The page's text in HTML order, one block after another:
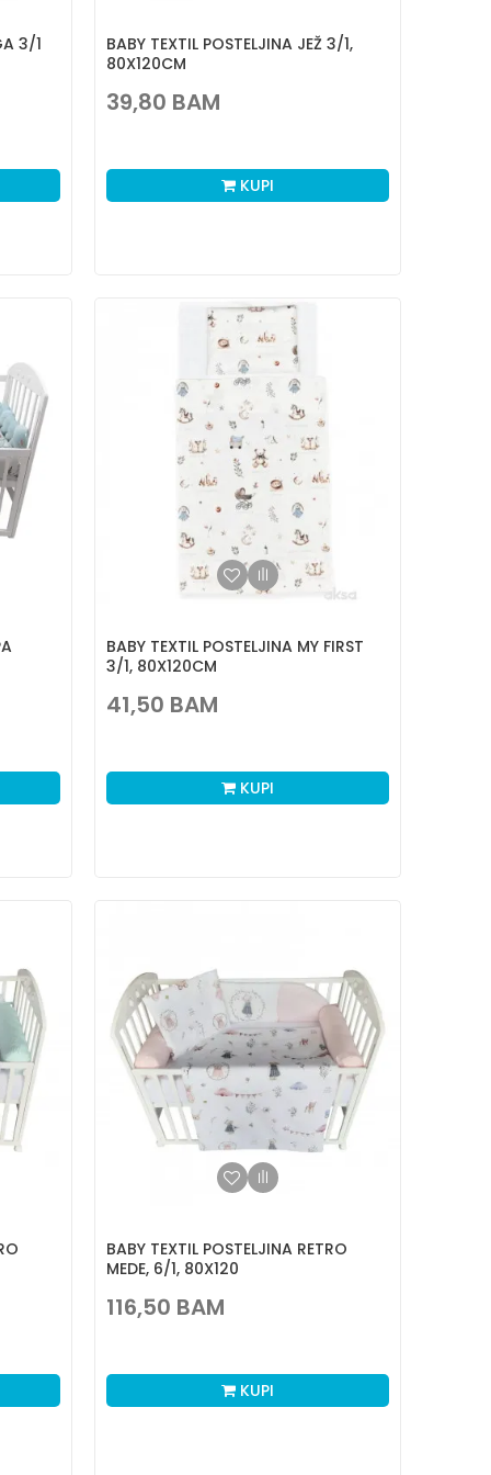
3/1
BABY TEXTIL POSTELJINA JEŽ 3/1,
80X120CM
39,80 BAM
KUPI
BABY TEXTIL POSTELJINA MY FIRST
3/1, 80X120CM
41,50 BAM
KUPI
BABY TEXTIL POSTELJINA RETRO
MEDE, 6/1, 80X120
116,50 BAM
KUPI